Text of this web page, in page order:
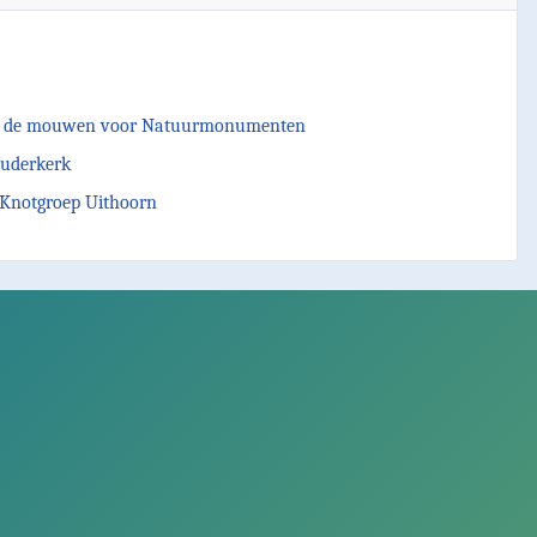
mouwen voor Natuurmonumenten
Uithoorn